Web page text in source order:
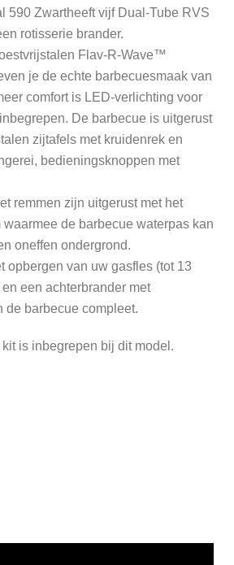
590 Zwartheeft vijf Dual-Tube RVS
rotisserie brander.
Flav-R-Wave™
je de echte barbecuesmaak van
comfort is LED-verlichting voor
De barbecue is uitgerust
zijtafels met kruidenrek en
bedieningsknoppen met
remmen zijn uitgerust met het
de barbecue waterpas kan
oneffen ondergrond.
opbergen van uw gasfles (tot 13
een achterbrander met
de barbecue compleet.
is inbegrepen bij dit model.